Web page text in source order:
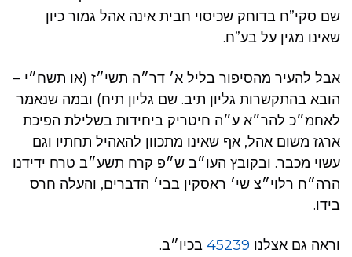
שם סקי”ח בדוחק שכיסוי חבית אינה אהל גמור כיון
שאינו מגין על בע”ח.
אבל להעיר מהסיפור בליל א׳ דר״ה תשי״ז (או תשח״י –
הובא בהתקשרות גליון תיב. שם גליון תיח) ובמה שנאמר
לאחמ״כ להר״א ע״ה חיטריק ביחידות בשלילת הפיכת
ארגז משום אהל, אף שאינו מתכוון להאהיל תחתיו וגם
עשוי מכבר. ובקובץ העו״ב ש״פ קרח תשע״ב טרח ידידנו
הרה״ח רלוי״צ שי׳ ראסקין בבי׳ הדברים, והעלה חרס
בידו.
וראה גם אצלנו 45239 בכיו״ב.